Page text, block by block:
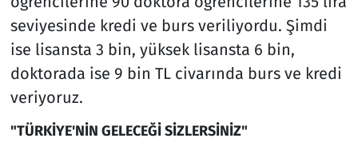
seviyesinde kredi ve burs veriliyordu. Şimdi
ise lisansta 3 bin, yüksek lisansta 6 bin,
doktorada ise 9 bin TL civarında burs ve kredi
veriyoruz.
"TÜRKİYE'NİN GELECEĞİ SİZLERSİNİZ"